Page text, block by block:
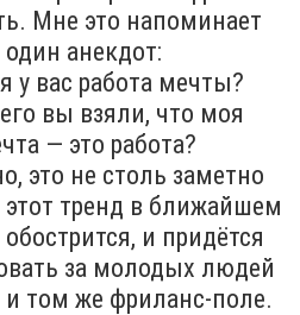
Мне это напоминает
один анекдот:
у вас работа мечты?
вы взяли, что моя
— это работа?
это не столь заметно
этот тренд в ближайшем
и придётся
за молодых людей
том же фриланс-поле.